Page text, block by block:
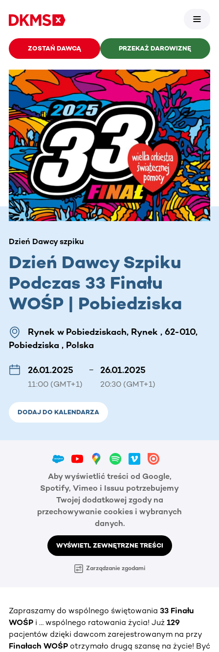
ZOSTAŃ DAWCĄ PRZEKAŻ DAROWIZNĘ
Dzień Dawcy szpiku
Dzień Dawcy Szpiku
Podczas 33 Finału
WOŚP | Pobiedziska
Rynek w Pobiedziskach, Rynek , 62-010,
Pobiedziska , Polska
26.01.2025
11:00 (GMT+1)
– 26.01.2025
20:30 (GMT+1)
DODAJ DO KALENDARZA
Aby wyświetlić treści od Google,
Spotify, Vimeo i Issuu potrzebujemy
Twojej dodatkowej zgody na
przechowywanie cookies i wybranych
danych.
WYŚWIETL ZEWNĘTRZNE TREŚCI
Zarządzanie zgodami
Zapraszamy do wspólnego świętowania 33 Finału
WOŚP i … wspólnego ratowania życia! Już 129
pacjentów dzięki dawcom zarejestrowanym na przy
Finałach WOŚP otrzymało drugą szansę na życie! Być